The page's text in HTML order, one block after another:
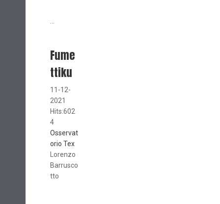
Fume
ttiku
11-12-
2021
Hits:602
4
Osservat
orio Tex
Lorenzo
Barrusco
tto